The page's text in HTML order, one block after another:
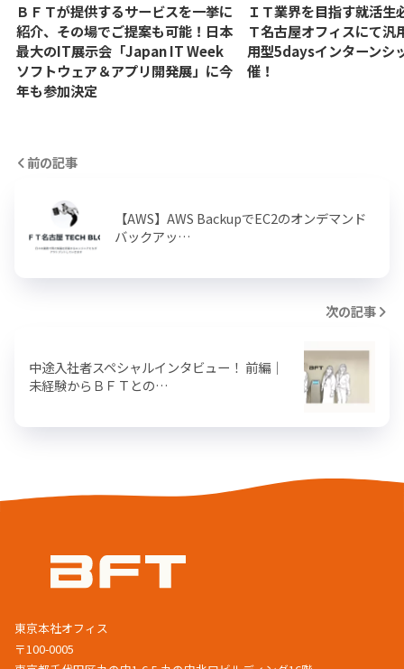
ＢＦＴが提供するサービスを一挙に
紹介、その場でご提案も可能！日本
最大のIT展示会「Japan IT Week
ソフトウェア＆アプリ開発展」に今
年も参加決定
ＩＴ業界を目指す就活生
Ｔ名古屋オフィスにて汎
用型5daysインターンシ
催！
前の記事
【AWS】AWS BackupでEC2のオンデマンド
バックアッ…
次の記事
中途入社者スペシャルインタビュー！ 前編｜
未経験からＢＦＴとの…
東京本社オフィス
〒100-0005